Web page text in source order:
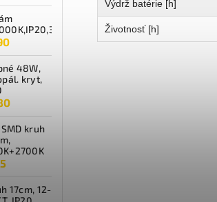
48W,
kryt,
kruh
17cm, 12-
Výdrž batérie [h]
Životnosť [h]